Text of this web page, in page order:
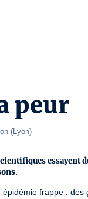
peur
(Lyon)
essayent
frappe :